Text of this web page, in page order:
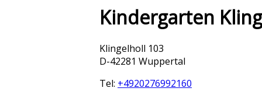
Kindergarten
Klingelholl 103
D-42281 Wuppertal
Tel: +4920276992160